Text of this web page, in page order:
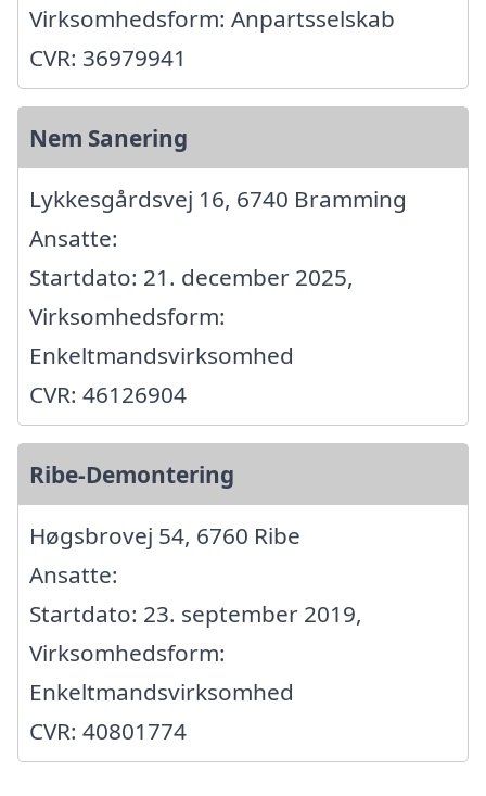
Virksomhedsform: Anpartsselskab
CVR: 36979941
Nem Sanering
Lykkesgårdsvej 16, 6740 Bramming
Ansatte:
Startdato: 21. december 2025,
Virksomhedsform:
Enkeltmandsvirksomhed
CVR: 46126904
Ribe-Demontering
Høgsbrovej 54, 6760 Ribe
Ansatte:
Startdato: 23. september 2019,
Virksomhedsform:
Enkeltmandsvirksomhed
CVR: 40801774